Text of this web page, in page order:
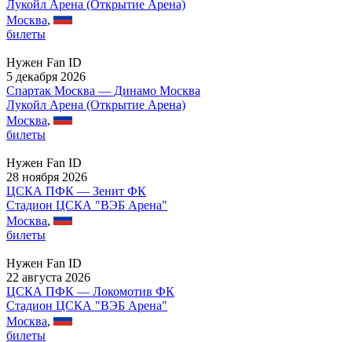
Лукойл Арена (Открытие Арена)
Москва,
билеты
Нужен Fan ID
5 декабря 2026
Спартак Москва — Динамо Москва
Лукойл Арена (Открытие Арена)
Москва,
билеты
Нужен Fan ID
28 ноября 2026
ЦСКА ПФК — Зенит ФК
Стадион ЦСКА "ВЭБ Арена"
Москва,
билеты
Нужен Fan ID
22 августа 2026
ЦСКА ПФК — Локомотив ФК
Стадион ЦСКА "ВЭБ Арена"
Москва,
билеты